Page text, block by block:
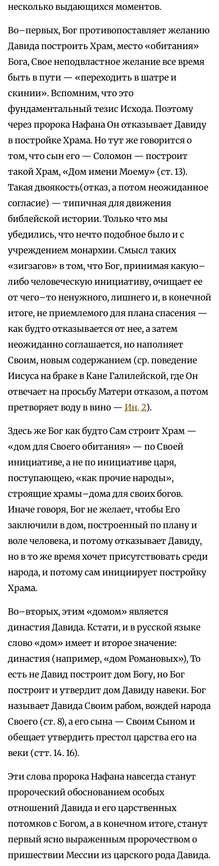
несколько выдающихся моментов.
Во–первых, Бог противопоставляет желанию
Давида построить Храм, место «обитания»
Бога, Свое неподвластное желание все время
быть в пути — «переходить в шатре и
скинии». Вспомним, что это
фундаментальный тезис Исхода. Поэтому
через пророка Нафана Он отказывает Давиду
в постройке Храма. Но тут же говорится о
том, что сын его — Соломон — построит
такой Храм, «Дом имени Моему» (ст. 13).
Такая двоякость(отказ, а потом неожиданное
согласие) — типичная для движения
библейской истории. Только что мы
убедились, что нечто подобное было и с
учреждением монархии. Смысл таких
«зигзагов» в том, что Бог, принимая какую–
либо человеческую инициативу, очищает ее
от чего–то ненужного, лишнего и, в конечной
итоге, не приемлемого для плана спасения —
как будто отказывается от нее, а затем
неожиданно соглашается, но наполняет
Своим, новым содержанием (ср. поведение
Иисуса на браке в Кане Галилейской, где Он
отвечает на просьбу Матери отказом, а потом
претворяет воду в вино — Ин. 2).
Здесь же Бог как будто Сам строит Храм —
«дом для Своего обитания» — по Своей
инициативе, а не по инициативе царя,
поступающею, «как прочие народы»,
строящие храмы–дома для своих богов.
Иначе говоря, Бог не желает, чтобы Его
заключили в дом, построенный по плану и
воле человека, и потому отказывает Давиду,
но в то же время хочет присутствовать среди
народа, и потому сам инициирует постройку
Храма.
Во–вторых, этим «домом» является
династия Давида. Кстати, и в русской языке
слово «дом» имеет и второе значение:
династия (например, «дом Романовых»), То
есть не Давид построит дом Богу, но Бог
построит и утвердит дом Давиду навеки. Бог
называет Давида Своим рабом, вождей народа
Своего (ст. 8), а его сына — Своим Сыном и
обещает утвердить престол царства его на
веки (стт. 14. 16).
Эти слова пророка Нафана навсегда станут
пророческий обоснованием особых
отношений Давида и его царственных
потомков с Богом, а в конечном итоге, станут
первый ясно выраженным пророчеством о
пришествии Мессии из царского рода Давида.